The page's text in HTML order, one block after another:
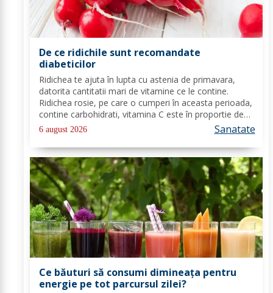
De ce ridichile sunt recomandate
diabeticilor
Ridichea te ajuta în lupta cu astenia de primavara,
datorita cantitatii mari de vitamine ce le contine.
Ridichea rosie, pe care o cumperi în aceasta perioada,
contine carbohidrati, vitamina C este în proportie de
25%, vitamina B, acid folic, potasiu, magneziu si multe
alte componente ce-ti sunt de...
6 august 2026 Sanatate
Ce băuturi să consumi dimineața pentru
energie pe tot parcursul zilei?